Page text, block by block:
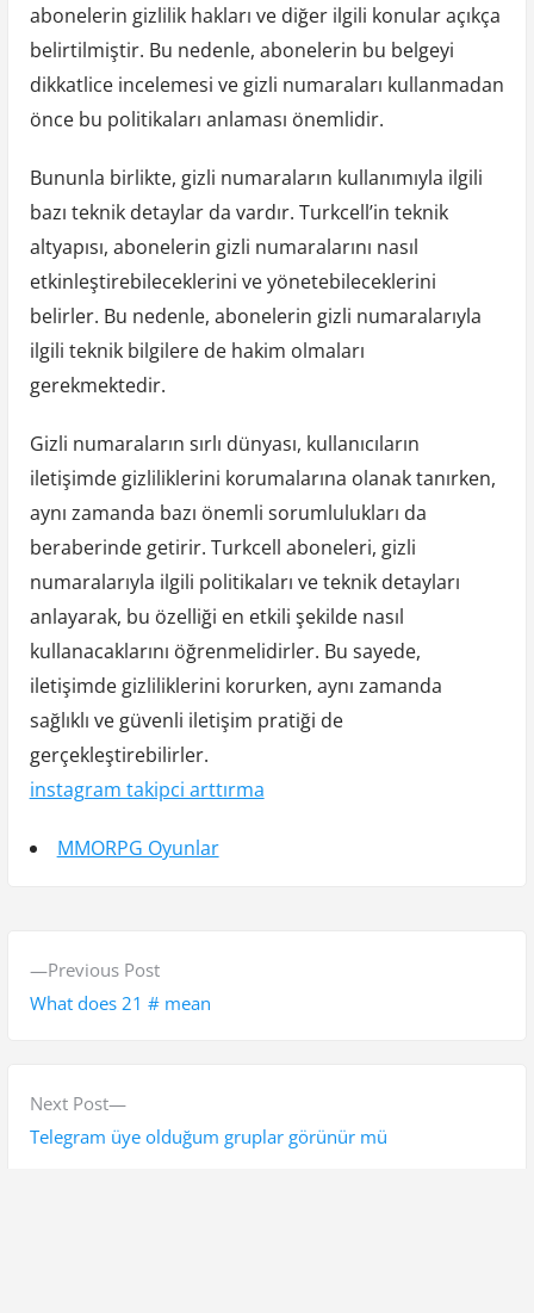
abonelerin gizlilik hakları ve diğer ilgili konular açıkça
belirtilmiştir. Bu nedenle, abonelerin bu belgeyi
dikkatlice incelemesi ve gizli numaraları kullanmadan
önce bu politikaları anlaması önemlidir.
Bununla birlikte, gizli numaraların kullanımıyla ilgili
bazı teknik detaylar da vardır. Turkcell’in teknik
altyapısı, abonelerin gizli numaralarını nasıl
etkinleştirebileceklerini ve yönetebileceklerini
belirler. Bu nedenle, abonelerin gizli numaralarıyla
ilgili teknik bilgilere de hakim olmaları
gerekmektedir.
Gizli numaraların sırlı dünyası, kullanıcıların
iletişimde gizliliklerini korumalarına olanak tanırken,
aynı zamanda bazı önemli sorumlulukları da
beraberinde getirir. Turkcell aboneleri, gizli
numaralarıyla ilgili politikaları ve teknik detayları
anlayarak, bu özelliği en etkili şekilde nasıl
kullanacaklarını öğrenmelidirler. Bu sayede,
iletişimde gizliliklerini korurken, aynı zamanda
sağlıklı ve güvenli iletişim pratiği de
gerçekleştirebilirler.
instagram takipci arttırma
MMORPG Oyunlar
Previous PostP
r
o
What does 21 # mean
Next Post
N
e
Telegram üye olduğum gruplar görünür mü